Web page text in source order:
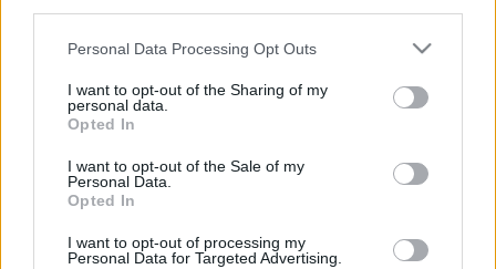
Please note that this website/app uses one or more Google
not limited to your visit or usage behaviour. You may click to
grant or deny consent to Google and its third-party tags to
use your data for below specified purposes in below Google
consent section.
Personal Data Processing Opt Outs
I want to opt-out of the Sharing of my
personal data.
Opted In
I want to opt-out of the Sale of my
Personal Data.
Opted In
I want to opt-out of processing my
Personal Data for Targeted Advertising.
*Bianka*•2011. január 04.
ebből a szörnyű betegségből, amikor már úgy érzed,
hogy egy táska sem tud igazán lázba hozni, akkor
hirtelen két nap alatt elöntenek ezek az aljas
tervezők szebbnél-szebb darabokkal és rájössz, hogy
soha nem fog már…
2010 leggyönyörűbb ruhái